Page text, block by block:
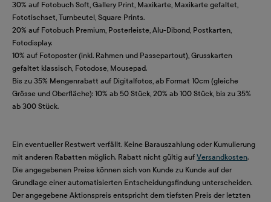
30% auf Fotobuch Soft, Gallery Print, Maxikarte, Maxikarte gefaltet,
Fototischset, Turnbeutel, Square Prints.
20% auf Fotobuch Premium, Posterleiste, Alu-Dibond, Postkarten,
Fotodisplay.
10% auf Fotoposter (inkl. Rahmen und Passepartout), Grusskarten
gefaltet klassisch, Fotodose, Mousepad.
Bis zu 35% Mengenrabatt auf Digitalfotos, ab Format 10cm (gleiche
Grösse und Oberfläche): 10% ab 50 Stück, 20% ab 100 Stück, bis zu 35%
ab 300 Stück.
Ein eventueller Restwert verfällt. Keine Barauszahlung oder Kumulierung
mit anderen Rabatten möglich. Rabatt nicht gültig auf Versandkosten.
Die angegebenen Preise können sich von Kunde zu Kunde auf der
Grundlage einer automatisierten Entscheidungsfindung unterscheiden.
Der angegebene Aktionspreis entspricht dem tiefsten Preis der letzten